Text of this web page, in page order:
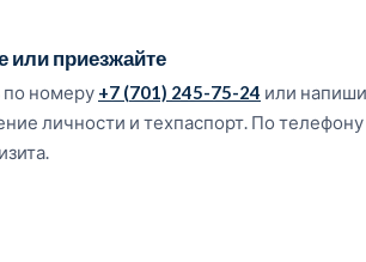
или приезжайте
номеру +7 (701) 245-75-24 или
личности и техпаспорт. По